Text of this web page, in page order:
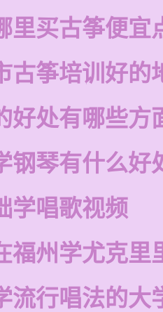
里买古筝便宜
古筝培训好的
好处有哪些方
钢琴有什么好
学唱歌视频
福州学尤克里
流行唱法的大